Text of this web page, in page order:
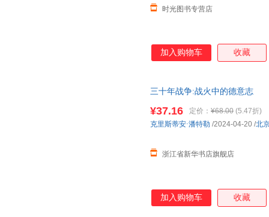
时光图书专营店
加入购物车 收藏
三十年战争:战火中的德意志
¥37.16 定价： ¥68.00 (5.47折)
浙江省新华书店旗舰店
克里斯蒂安·潘特勒 /2024-04-20 /北
加入购物车 收藏